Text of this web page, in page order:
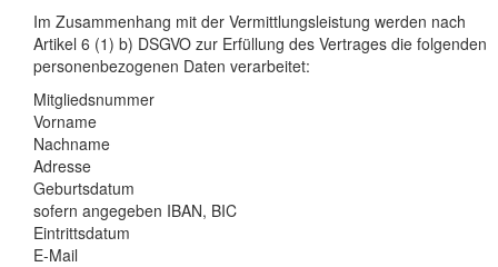
Im Zusammenhang mit der Vermittlungsleistung werden nach
Artikel 6 (1) b) DSGVO zur Erfüllung des Vertrages die folgenden
personenbezogenen Daten verarbeitet:
Mitgliedsnummer
Vorname
Nachname
Adresse
Geburtsdatum
sofern angegeben IBAN, BIC
Eintrittsdatum
E-Mail